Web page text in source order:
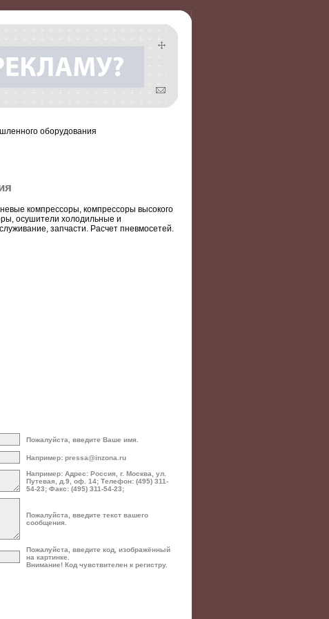
оборудования
компрессоры, компрессоры высокого
осушители холодильные и
запчасти. Расчет пневмосетей.
Пожалуйста, введите Ваше имя.
Например: pressa@inzona.ru
Например: Адрес: Россия, г. Москва, ул.
Путевая, д.9, оф. 14; Телефон: (495) 311-
54-23; Факс: (495) 311-54-23;
Пожалуйста, введите текст вашего
сообщения.
Пожалуйста, введите код, изображённый
на картинке.
Внимание! Код чувствителен к регистру.